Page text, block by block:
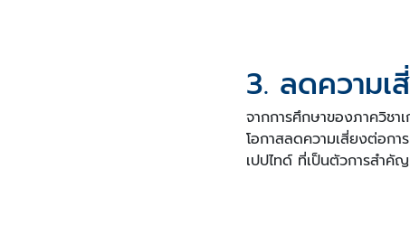
3. ลดความ
จากการศึกษาของภาควิชา
โอกาสลดความเสี่ยงต่อกา
เปปไทด์ ที่เป็นตัวการสำคั